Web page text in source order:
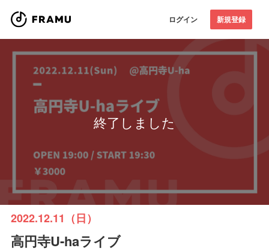
ログイン 新規登録
終了しました
2022.12.11（日）
高円寺U-haライブ